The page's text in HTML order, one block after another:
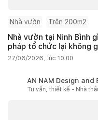
Nhà vườn Trên 200m2
Nhà vườn tại Ninh Bình
pháp tổ chức lại không
27/06/2026, lúc 10:00
AN NAM Design and
Tư vấn, thiết kế - Nhà